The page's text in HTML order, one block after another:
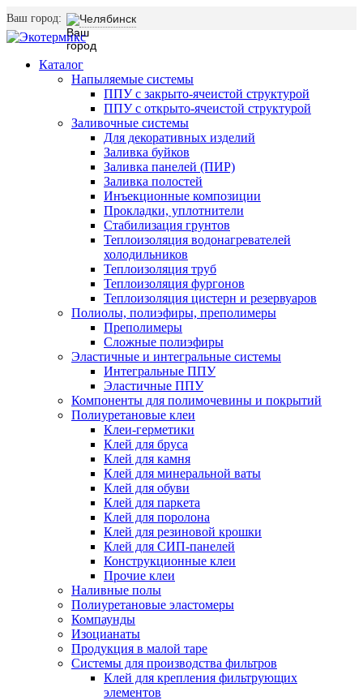
Ваш город: Челябинск
Каталог
Напыляемые системы
ППУ с закрыто-ячеистой структурой
ППУ с открыто-ячеистой структурой
Заливочные системы
Для декоративных изделий
Заливка буйков
Заливка панелей (ПИР)
Заливка полостей
Инъекционные композиции
Прокладки, уплотнители
Стабилизация грунтов
Теплоизоляция водонагревателей
холодильников
Теплоизоляция труб
Теплоизоляция фургонов
Теплоизоляция цистерн и резервуаров
Полиолы, полиэфиры, преполимеры
Преполимеры
Сложные полиэфиры
Эластичные и интегральные системы
Интегральные ППУ
Эластичные ППУ
Компоненты для полимочевины и покрытий
Полиуретановые клеи
Клеи-герметики
Клей для бруса
Клей для камня
Клей для минеральной ваты
Клей для обуви
Клей для паркета
Клей для поролона
Клей для резиновой крошки
Клей для СИП-панелей
Конструкционные клеи
Прочие клеи
Наливные полы
Полиуретановые эластомеры
Компаунды
Изоцианаты
Продукция в малой таре
Системы для производства фильтров
Клей для крепления фильтрующих
элементов